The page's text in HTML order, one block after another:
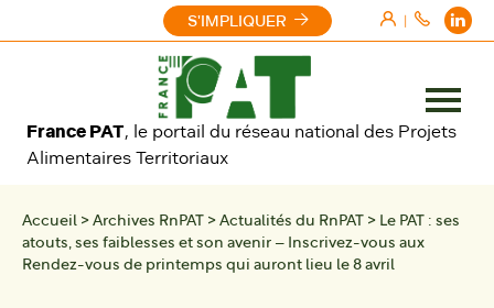
|
France PAT, le portail du réseau national des Projets
Alimentaires Territoriaux
S'IMPLIQUER
Ouvrir
le
Accueil > Archives RnPAT > Actualités du RnPAT > Le PAT : ses
atouts, ses faiblesses et son avenir – Inscrivez-vous aux
Rendez-vous de printemps qui auront lieu le 8 avril